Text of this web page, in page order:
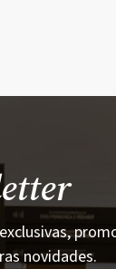
novidades.